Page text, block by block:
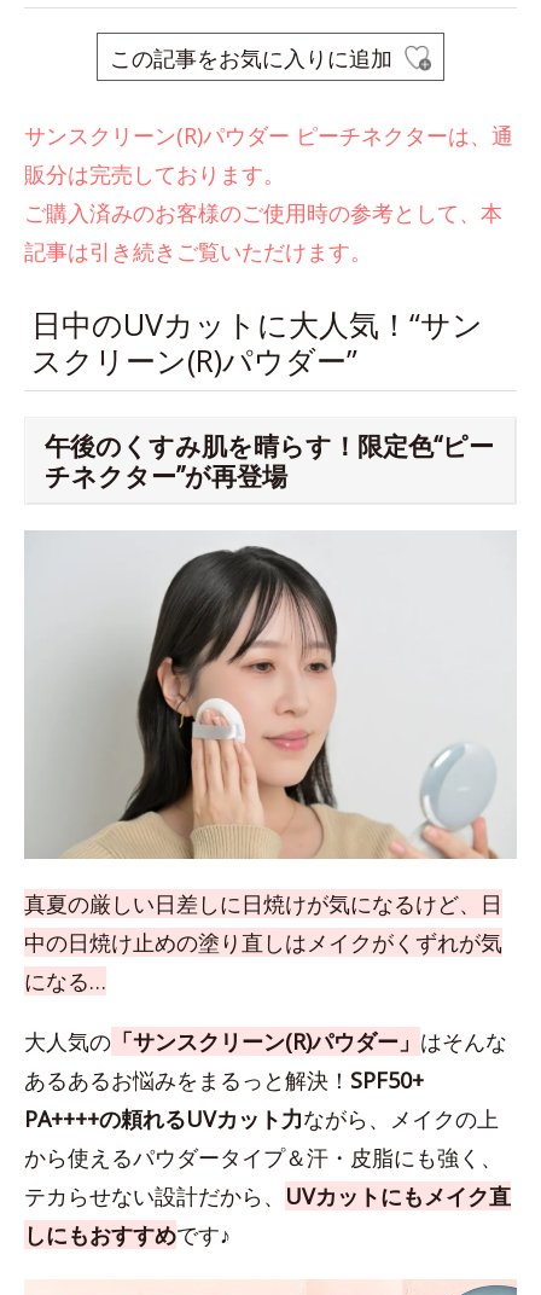
この記事をお気に入りに追加
サンスクリーン(R)パウダー ピーチネクターは、通
販分は完売しております。
ご購入済みのお客様のご使用時の参考として、本
記事は引き続きご覧いただけます。
日中のUVカットに大人気！“サン
スクリーン(R)パウダー”
午後のくすみ肌を晴らす！限定色“ピー
チネクター”が再登場
真夏の厳しい日差しに日焼けが気になるけど、日
中の日焼け止めの塗り直しはメイクがくずれが気
になる…
大人気の 「サンスクリーン(R)パウダー」 はそんな
あるあるお悩みをまるっと解決！ SPF50+
PA++++の頼れるUVカット力ながら、メイクの上
から使えるパウダータイプ＆汗・皮脂にも強く、
テカらせない設計だから、 UVカットにもメイク直
しにもおすすめです♪